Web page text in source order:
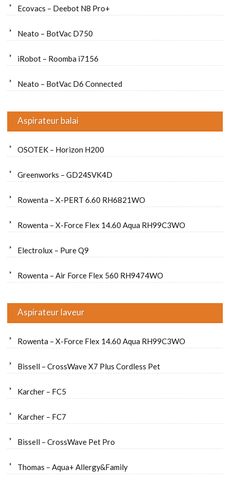
Ecovacs – Deebot N8 Pro+
Neato – BotVac D750
iRobot – Roomba i7156
Neato – BotVac D6 Connected
Aspirateur balai
OSOTEK – Horizon H200
Greenworks – GD24SVK4D
Rowenta – X-PERT 6.60 RH6821WO
Rowenta – X-Force Flex 14.60 Aqua RH99C3WO
Electrolux – Pure Q9
Rowenta – Air Force Flex 560 RH9474WO
Aspirateur laveur
Rowenta – X-Force Flex 14.60 Aqua RH99C3WO
Bissell – CrossWave X7 Plus Cordless Pet
Karcher – FC5
Karcher – FC7
Bissell – CrossWave Pet Pro
Thomas – Aqua+ Allergy&Family